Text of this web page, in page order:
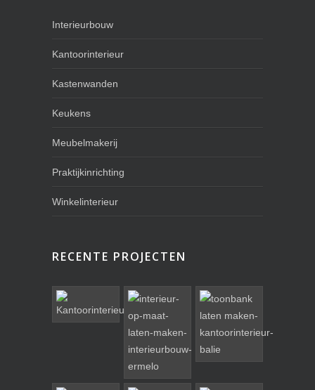
Interieurbouw
Kantoorinterieur
Kastenwanden
Keukens
Meubelmakerij
Praktijkinrichting
Winkelinterieur
RECENTE PROJECTEN